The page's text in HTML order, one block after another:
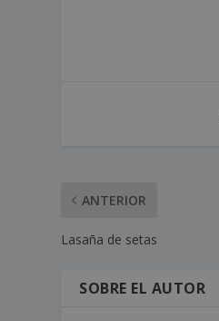
ANTERIOR
Lasaña de setas
SOBRE EL AUTOR